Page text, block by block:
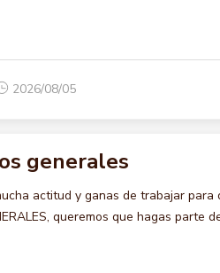
2026/08/05
generales
actitud y ganas de trabajar para
queremos que hagas parte